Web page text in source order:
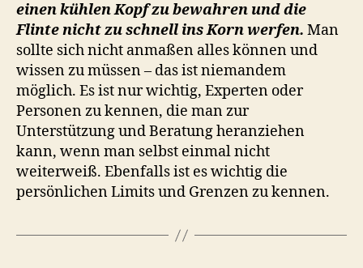
einen kühlen Kopf zu bewahren und die
Flinte nicht zu schnell ins Korn werfen. Man
sollte sich nicht anmaßen alles können und
wissen zu müssen – das ist niemandem
möglich. Es ist nur wichtig, Experten oder
Personen zu kennen, die man zur
Unterstützung und Beratung heranziehen
kann, wenn man selbst einmal nicht
weiterweiß. Ebenfalls ist es wichtig die
persönlichen Limits und Grenzen zu kennen.